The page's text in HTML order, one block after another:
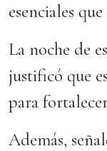
esenciales
La noche de
justificó que
para
Además,